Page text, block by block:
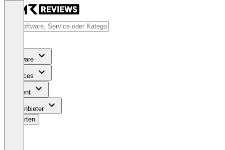
Software
Services
Content
Für Anbieter
Bewerten